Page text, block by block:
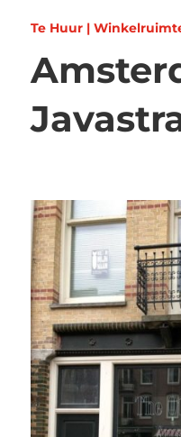
Te Huur |